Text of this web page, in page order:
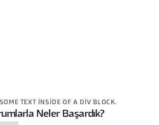
TEXT INSIDE OF A DIV BLOCK.
Neler Başardık?